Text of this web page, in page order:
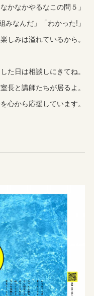
かなかやるなこの問５」
みなんだ」「わかった!」
しみは溢れているから。
た日は相談しにきてね。
長と講師たちが居るよ。
心から応援しています。